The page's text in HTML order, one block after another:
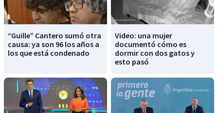
“Guille” Cantero sumó otra
causa: ya son 96 los años a
los que está condenado
Video: una mujer
documentó cómo es
dormir con dos gatos y
esto pasó